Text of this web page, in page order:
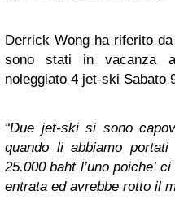
Derrick Wong ha riferito
sono stati in vacanza
noleggiato 4 jet-ski Sabato
“Due jet-ski si sono
quando li abbiamo
25.000 baht l’uno poiche’
entrata ed avrebbe rotto il